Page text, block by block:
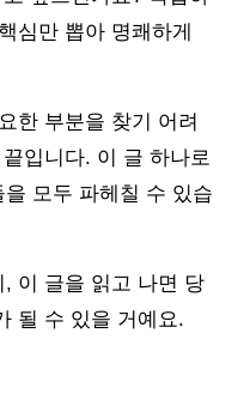
심만 뽑아 명쾌하게
한 부분을 찾기 어려
입니다. 이 글 하나로
모두 파헤칠 수 있습
이 글을 읽고 나면 당
될 수 있을 거예요.